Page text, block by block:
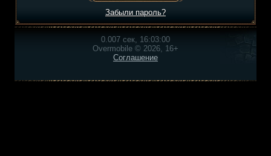
Забыли пароль?
0.007 сек, 16:03:00
Overmobile © 2026, 16+
Соглашение